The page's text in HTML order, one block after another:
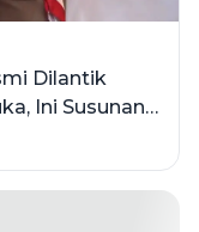
Dilantik
Ini Susunan